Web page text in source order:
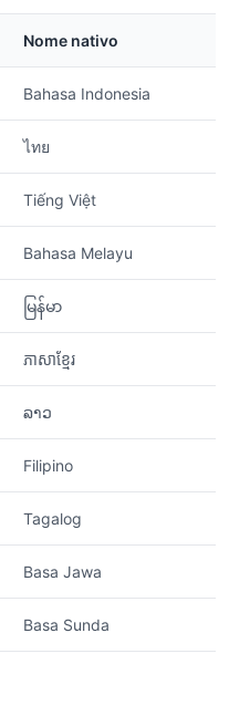
Nome nativo
Bahasa Indonesia
ไทย
Tiếng Việt
Bahasa Melayu
မြန်မာ
ភាសាខ្មែរ
ລາວ
Filipino
Tagalog
Basa Jawa
Basa Sunda